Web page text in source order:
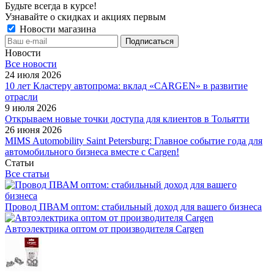
Будьте всегда в курсе!
Узнавайте о скидках и акциях первым
Новости магазина
Новости
Все новости
24 июля 2026
10 лет Кластеру автопрома: вклад «CARGEN» в развитие
отрасли
9 июля 2026
Открываем новые точки доступа для клиентов в Тольятти
26 июня 2026
MIMS Automobility Saint Petersburg: Главное событие года для
автомобильного бизнеса вместе с Cargen!
Статьи
Все статьи
Провод ПВАМ оптом: стабильный доход для вашего бизнеса
Автоэлектрика оптом от производителя Cargen